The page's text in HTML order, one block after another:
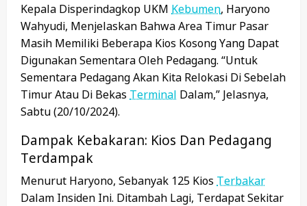
Kepala Disperindagkop UKM Kebumen, Haryono
Wahyudi, Menjelaskan Bahwa Area Timur Pasar
Masih Memiliki Beberapa Kios Kosong Yang Dapat
Digunakan Sementara Oleh Pedagang. “Untuk
Sementara Pedagang Akan Kita Relokasi Di Sebelah
Timur Atau Di Bekas Terminal Dalam,” Jelasnya,
Sabtu (20/10/2024).
Dampak Kebakaran: Kios Dan Pedagang
Terdampak
Menurut Haryono, Sebanyak 125 Kios Terbakar
Dalam Insiden Ini. Ditambah Lagi, Terdapat Sekitar